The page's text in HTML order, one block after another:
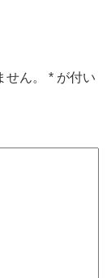
ん。 * が付い